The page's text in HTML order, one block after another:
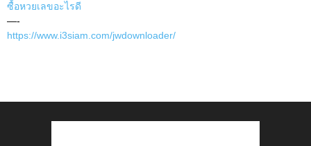
ซื้อหวยเลขอะไรดี
—-
https://www.i3siam.com/jwdownloader/